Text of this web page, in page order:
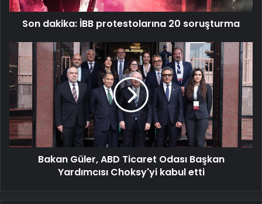
Son dakika: İBB protestolarına 20 soruşturma
Bakan
Güler,
ABD
Ticaret
Odası
Başkan
Yardımcısı
Choksy'yi
kabul
Bakan Güler, ABD Ticaret Odası Başkan
Yardımcısı Choksy'yi kabul etti